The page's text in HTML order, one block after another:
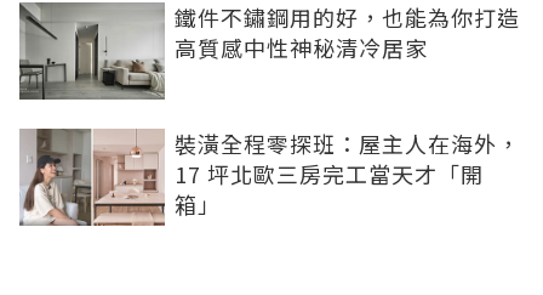
鐵件不鏽鋼用的好，也能為你打造
高質感中性神秘清冷居家
裝潢全程零探班：屋主人在海外，
17 坪北歐三房完工當天才「開
箱」